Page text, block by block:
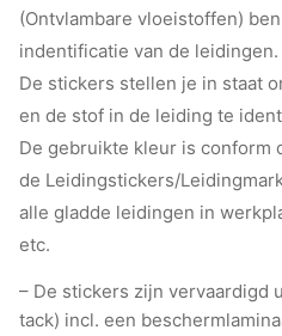
(Ontvlambare vloeistoffen)
indentificatie van de leidingen.
De stickers stellen je in staat
en de stof in de leiding te
De gebruikte kleur is conform
de Leidingstickers/
alle gladde leidingen in
etc.
– De stickers zijn vervaardigd
tack) incl. een